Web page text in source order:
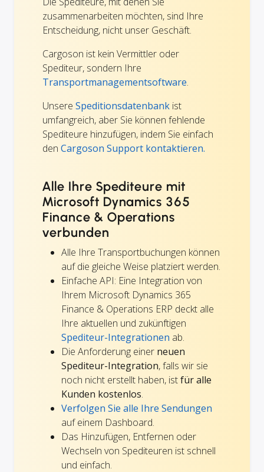
zusammenarbeiten möchten, sind Ihre
Entscheidung, nicht unser Geschäft.
Cargoson ist kein Vermittler oder
Spediteur, sondern Ihre
Transportmanagementsoftware.
Unsere Speditionsdatenbank ist
umfangreich, aber Sie können fehlende
Spediteure hinzufügen, indem Sie einfach
den Cargoson Support kontaktieren.
Alle Ihre Spediteure mit
Microsoft Dynamics 365
Finance & Operations
verbunden
Alle Ihre Transportbuchungen können
auf die gleiche Weise platziert werden.
Einfache API: Eine Integration von
Ihrem Microsoft Dynamics 365
Finance & Operations ERP deckt alle
Ihre aktuellen und zukünftigen
Spediteur-Integrationen ab.
Die Anforderung einer neuen
Spediteur-Integration, falls wir sie
noch nicht erstellt haben, istfür alle
Kunden kostenlos.
Verfolgen Sie alle Ihre Sendungen
auf einem Dashboard.
Das Hinzufügen, Entfernen oder
Wechseln von Spediteuren ist schnell
und einfach.